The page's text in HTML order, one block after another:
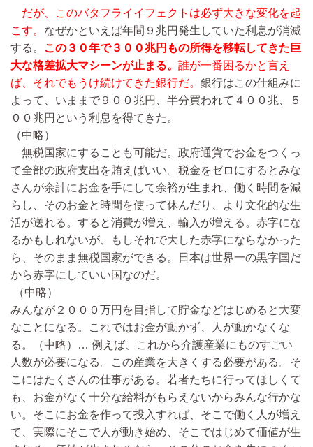
だが、このバタフライイフェクトは必ず大きな変化を起
こす。 なぜかといえば年間９兆円発生していた利息が消滅
する。 この３０年で３００兆円もの所得を移転してきた巨
大な格差拡大マシーンが止まる。 誰が一番困るかと言え
ば、それでもうけ続けてきた銀行だ。 銀行はこの仕組みに
よって、いままで９００兆円、半分買われて４００兆、５
００兆円という利息を得てきた。
（中略）
無税国家にすることも可能だ。政府通貨でお金をつくっ
て全部の政府支出を賄えばいい。税金をゼロにするとみな
さんが余計にお金を手にして余裕が生まれ、働く時間を減
らし、そのお金と時間を使って休んだり、より文化的な生
活が送れる。すると消費が増え、輸入が増える。赤字にな
るかもしれないが、もしそれで大した赤字にならなかった
ら、そのまま無税国家ができる。日本は世界一の黒字国だ
から赤字にしていい国なのだ。
（中略）
みんなが２０００万円を目指して貯金などはじめると大変
なことになる。これではお金が動かず、人が動かなくな
る。
（中略）… 例えば、これから介護産業にものすごい
人数が必要になる。この産業を大きくする必要がある。そ
こにはたくさんの仕事がある。若者たちに行ってほしくて
も、お金がなく十分な給料がもらえないからみんな行かな
い。そこにお金を作って投入すれば、そこで働く人が増え
て、実際にそこで人が動き始め、そこではじめて価値が生